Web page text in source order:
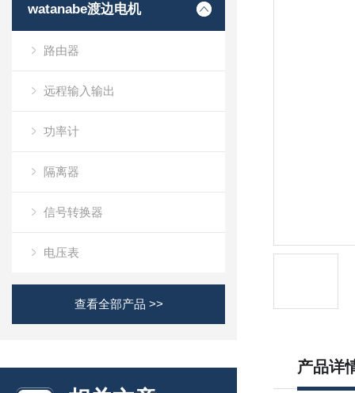
watanabe渡边电机
路由器
远程输入输出
功率计
隔离器
信号转换器
电压表
查看全部产品 >>
产品详